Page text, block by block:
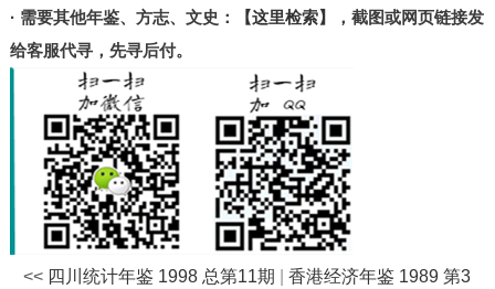
甘肃
陕西
山东
宁夏
台湾
港澳
其他
· 需要其他年鉴、方志、文史：
【这里检索】
，截图或网页链接发
给客服代寻，先寻后付。
<< 四川统计年鉴 1998 总第11期 |香港经济年鉴 1989 第3